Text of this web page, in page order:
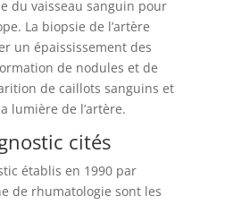
du vaisseau sanguin pour
La biopsie de l’artère
un épaississement des
de nodules et de
de caillots sanguins et
lumière de l’artère.
cités
établis en 1990 par
de rhumatologie sont les